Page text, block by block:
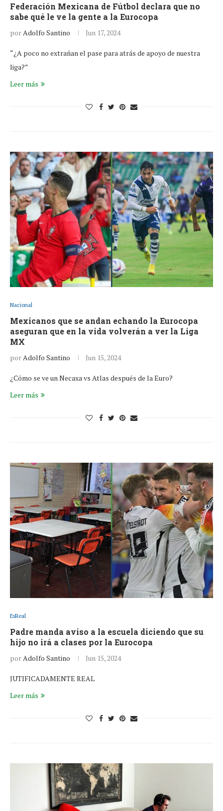
Federación Mexicana de Fútbol declara que no
sabe qué le ve la gente a la Eurocopa
porAdolfo Santino Jun 17, 2024
“¿A poco no extrañan el pase para atrás de apoyo de nuestra
liga?”
Leer más
Nacional
Mexicanos que se andan echando la Eurocopa
aseguran que en la vida volverán a ver la Liga
MX
porAdolfo Santino Jun 15, 2024
¿Cómo se ve un Necaxa vs Atlas después de la Euro?
Leer más
EsReal
Padre manda aviso a la escuela diciendo que su
hijo no irá a clases por la Eurocopa
porAdolfo Santino Jun 15, 2024
JUTIFICADAMENTE REAL
Leer más